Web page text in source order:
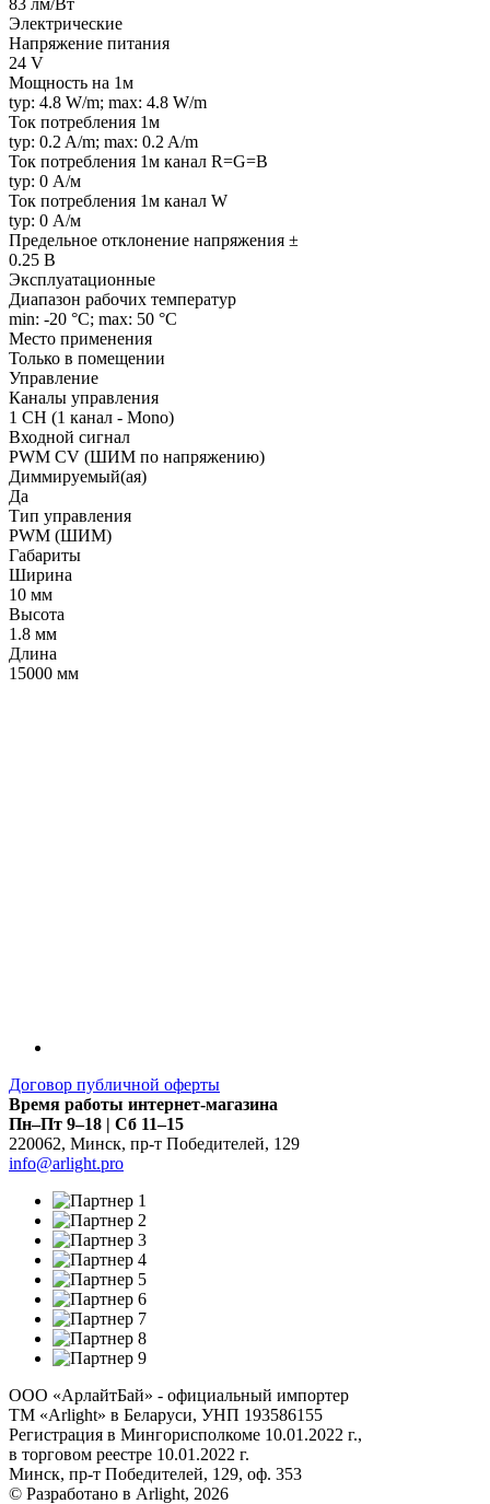
Электрические
Напряжение питания
24 V
Мощность на 1м
typ: 4.8 W/m; max: 4.8 W/m
Ток потребления 1м
typ: 0.2 A/m; max: 0.2 A/m
Ток потребления 1м канал R=G=B
typ: 0 А/м
Ток потребления 1м канал W
typ: 0 А/м
Предельное отклонение напряжения ±
0.25 В
Эксплуатационные
Диапазон рабочих температур
min: -20 °C; max: 50 °C
Место применения
Только в помещении
Управление
Каналы управления
1 CH (1 канал - Mono)
Входной сигнал
PWM СV (ШИМ по напряжению)
Диммируемый(ая)
Да
Тип управления
PWM (ШИМ)
Габариты
Ширина
10 мм
Высота
1.8 мм
Длина
15000 мм
Договор публичной оферты
Время работы интернет-магазина
Пн–Пт 9–18 | Сб 11–15
220062, Минск, пр-т Победителей, 129
info@arlight.pro
ООО «АрлайтБай» - официальный импортер
ТМ «Arlight» в Беларуси, УНП 193586155
Регистрация в Мингорисполкоме 10.01.2022 г.,
в торговом реестре 10.01.2022 г.
Минск, пр-т Победителей, 129, оф. 353
© Разработано в Arlight, 2026